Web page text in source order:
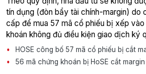
tín dụng (đòn bẩy tài chính-margin) do
cấp để mua 57 mã cổ phiếu bị xếp
khoán không đủ điều kiện giao dịch ký
HOSE công bố 57 mã cổ phiếu bị cắt
56 mã chứng khoán bị HoSE cắt